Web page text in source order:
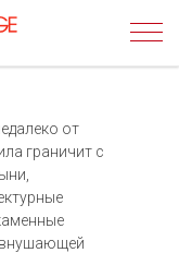
от
граничит с
внушающей